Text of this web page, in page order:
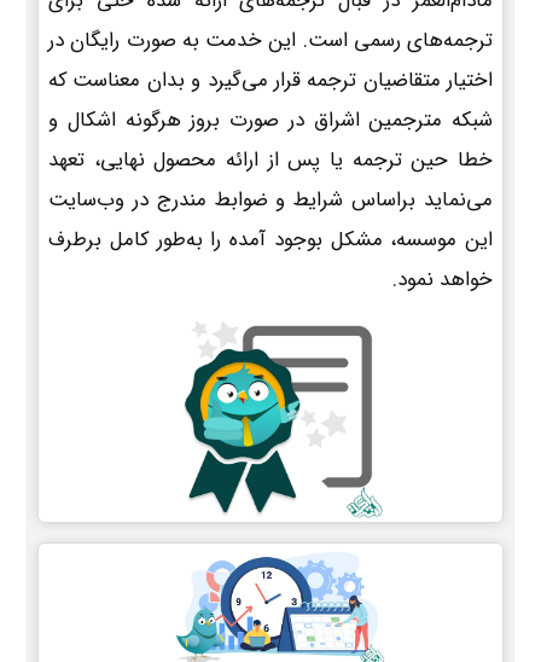
ترجمه‌های رسمی است. این خدمت به صورت رایگان در
اختیار متقاضیان ترجمه قرار می‌گیرد و بدان معناست که
شبکه مترجمین اشراق در صورت بروز هرگونه اشکال و
خطا حین ترجمه یا پس از ارائه محصول نهایی، تعهد
می‌نماید براساس شرایط و ضوابط مندرج در وب‌سایت
این موسسه، مشکل بوجود آمده را به‌طور کامل برطرف
خواهد نمود.